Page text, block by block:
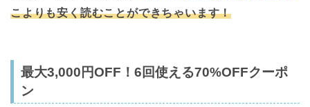
こよりも安く読むことができちゃいます！
最大3,000円OFF！6回使える70%OFFクーポ
ン